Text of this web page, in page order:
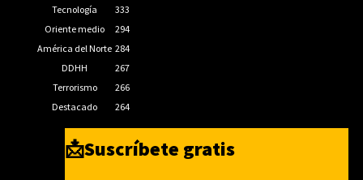
Tecnología
333
Oriente medio
294
América del Norte 284
DDHH
267
Terrorismo
266
Destacado
264
📩Suscríbete gratis